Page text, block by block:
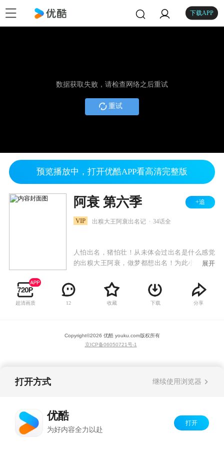
下载APP
数据获取失败，请检查网络之后重试
重试
预览播放中，打开优酷APP看高清完整版
阿衰 第六季 +追
VIP 出糗大王阿衰出名记 34话全
人怕出名，猪怕壮！从未体会过出名是什么感觉
的出糗大王阿衰，做梦都想出名！为此小衰衰敢
用纯洁的小心灵来感动世界，总能成为万人迷！
才高八斗大脸妹，运动健将小冲，腰缠万贯庄
库，教书育人金老师纷纷跳出表示不服，谁都能
而感动的搞笑故事。
展开
超清画质 12 收藏 下载 分享
Copyright©2026 优酷 youku.com版权所有
京ICP备06050721号-1
打开方式 继续使用浏览器
优酷
为好内容全力以赴
打开